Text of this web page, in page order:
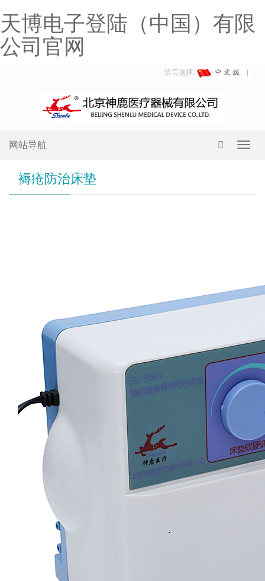
天博电子登陆（中国）有限
公司官网
语言选择:
网站导航
褥疮防治床垫